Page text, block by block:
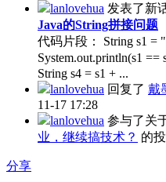
lanlovehua 发表了新
Java的String拼接问题
代码片段： String s1 =
System.out.println(s1 ==
String s4 = s1 + ...
lanlovehua 回复了 戴
11-17 17:28
lanlovehua 参与了关
业，继续搞技术？ 的
分享